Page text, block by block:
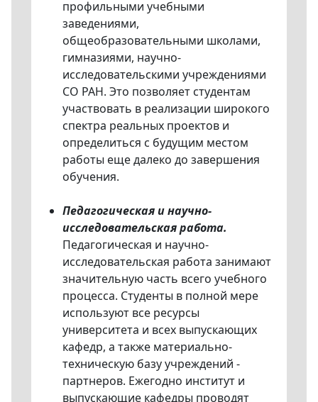
профильными учебными
заведениями,
общеобразовательными школами,
гимназиями, научно-
исследовательскими учреждениями
СО РАН. Это позволяет студентам
участвовать в реализации широкого
спектра реальных проектов и
определиться с будущим местом
работы еще далеко до завершения
обучения.
Педагогическая и научно-
исследовательская работа.
Педагогическая и научно-
исследовательская работа занимают
значительную часть всего учебного
процесса. Студенты в полной мере
используют все ресурсы
университета и всех выпускающих
кафедр, а также материально-
техническую базу учреждений -
партнеров. Ежегодно институт и
выпускающие кафедры проводят